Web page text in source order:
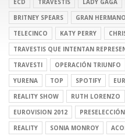
ECD TRAVESTIS LADY GAGA
BRITNEY SPEARS
GRAN HERMANO
TELECINCO
KATY PERRY
TRAVESTIS QUE INTENTAN
TRAVESTI
OPERACIÓN TRIUNFO
YURENA
TOP SPOTIFY
REALITY SHOW
RUTH LORENZO
EUROVISION 2012
PRESELECCIÓN
REALITY
SONIA MONROY